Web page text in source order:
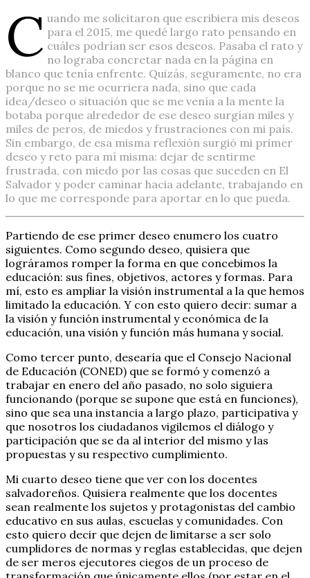
C uando me solicitaron que escribiera mis deseos
para el 2015, me quedé largo rato pensando en
cuáles podrían ser esos deseos. Pasaba el rato y
no lograba concretar nada en la página en
blanco que tenía enfrente. Quizás, seguramente, no era
porque no se me ocurriera nada, sino que cada
idea/deseo o situación que se me venía a la mente la
botaba porque alrededor de ese deseo surgían miles y
miles de peros, de miedos y frustraciones con mi país.
Sin embargo, de esa misma reflexión surgió mi primer
deseo y reto para mí misma: dejar de sentirme
frustrada, con miedo por las cosas que suceden en El
Salvador y poder caminar hacia adelante, trabajando en
lo que me corresponde para aportar en lo que pueda.
Partiendo de ese primer deseo enumero los cuatro
siguientes. Como segundo deseo, quisiera que
lográramos romper la forma en que concebimos la
educación: sus fines, objetivos, actores y formas. Para
mí, esto es ampliar la visión instrumental a la que hemos
limitado la educación. Y con esto quiero decir: sumar a
la visión y función instrumental y económica de la
educación, una visión y función más humana y social.
Como tercer punto, desearía que el Consejo Nacional
de Educación (CONED) que se formó y comenzó a
trabajar en enero del año pasado, no solo siguiera
funcionando (porque se supone que está en funciones),
sino que sea una instancia a largo plazo, participativa y
que nosotros los ciudadanos vigilemos el diálogo y
participación que se da al interior del mismo y las
propuestas y su respectivo cumplimiento.
Mi cuarto deseo tiene que ver con los docentes
salvadoreños. Quisiera realmente que los docentes
sean realmente los sujetos y protagonistas del cambio
educativo en sus aulas, escuelas y comunidades. Con
esto quiero decir que dejen de limitarse a ser solo
cumplidores de normas y reglas establecidas, que dejen
de ser meros ejecutores ciegos de un proceso de